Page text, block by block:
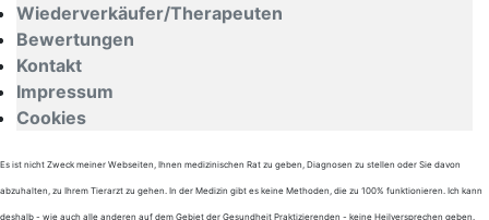
Wiederverkäufer/Therapeuten
Bewertungen
Kontakt
Impressum
Cookies
Es ist nicht Zweck meiner Webseiten, Ihnen medizinischen Rat zu geben, Diagnosen zu stellen oder Sie davon
abzuhalten, zu Ihrem Tierarzt zu gehen. In der Medizin gibt es keine Methoden, die zu 100% funktionieren. Ich kann
deshalb - wie auch alle anderen auf dem Gebiet der Gesundheit Praktizierenden - keine Heilversprechen geben.